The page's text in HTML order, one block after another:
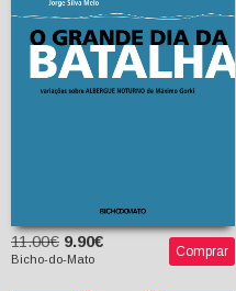
Jorge Silva Melo
11.00€ 9.90€
Bicho-do-Mato Comprar